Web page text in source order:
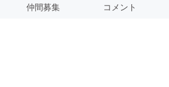
仲間募集 コメント